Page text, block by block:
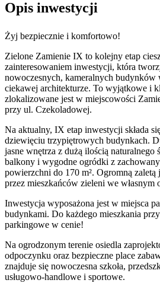
Opis inwestycji
Żyj bezpiecznie i komfortowo!
Zielone Zamienie IX to kolejny etap
zainteresowaniem inwestycji, która
nowoczesnych, kameralnych
ciekawej architekturze. To wyjątkowe i
zlokalizowane jest w miejscowości
przy ul. Czekoladowej.
Na aktualny, IX etap inwestycji składa
dziewięciu trzypiętrowych budynkach.
jasne wnętrza z dużą ilością naturalnego
balkony i wygodne ogródki z
powierzchni do 170 m². Ogromną
przez mieszkańców zieleni we własnym
Inwestycja wyposażona jest w miejsca
budynkami. Do każdego mieszkania
parkingowe w cenie!
Na ogrodzonym terenie osiedla
odpoczynku oraz bezpieczne place
znajduje się nowoczesna szkoła,
usługowo-handlowe i sportowe.